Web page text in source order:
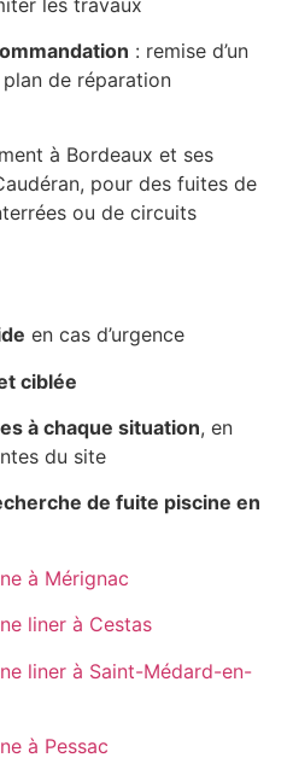
: remise d’un
de réparation
à Bordeaux et ses
pour des fuites de
ou de circuits
en cas d’urgence
ciblée
à chaque situation, en
du site
de fuite piscine en
à Mérignac
liner à Cestas
liner à Saint-Médard-en-
à Pessac